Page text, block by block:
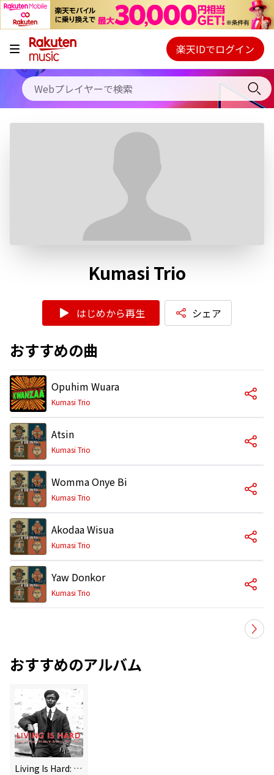
キャンペーン
料金プラン
使い方
Webプレイヤー
ご契約内容の確認・変更
楽天IDでログイン
Kumasi Trio
はじめから再生 シェア
おすすめの曲
Opuhim Wuara
Kumasi Trio
Atsin
Kumasi Trio
Womma Onye Bi
Kumasi Trio
Akodaa Wisua
Kumasi Trio
Yaw Donkor
Kumasi Trio
おすすめのアルバム
Living Is Hard: West African Music in Britain, 1927-1929